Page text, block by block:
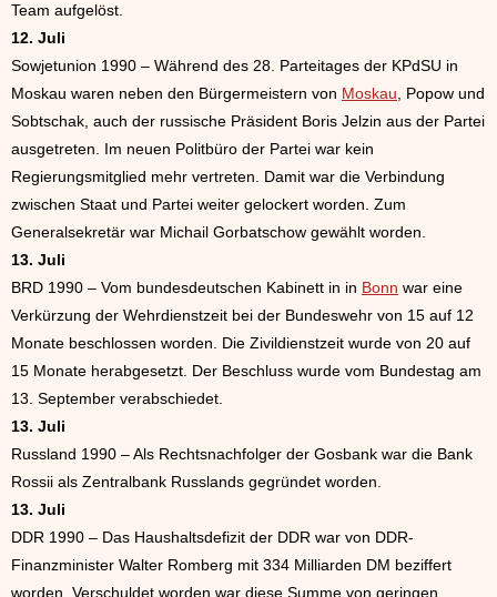
Team aufgelöst.
12. Juli
Sowjetunion 1990 – Während des 28. Parteitages der KPdSU in
Moskau waren neben den Bürgermeistern von Moskau, Popow und
Sobtschak, auch der russische Präsident Boris Jelzin aus der Partei
ausgetreten. Im neuen Politbüro der Partei war kein
Regierungsmitglied mehr vertreten. Damit war die Verbindung
zwischen Staat und Partei weiter gelockert worden. Zum
Generalsekretär war Michail Gorbatschow gewählt worden.
13. Juli
BRD 1990 – Vom bundesdeutschen Kabinett in in Bonn war eine
Verkürzung der Wehrdienstzeit bei der Bundeswehr von 15 auf 12
Monate beschlossen worden. Die Zivildienstzeit wurde von 20 auf
15 Monate herabgesetzt. Der Beschluss wurde vom Bundestag am
13. September verabschiedet.
13. Juli
Russland 1990 – Als Rechtsnachfolger der Gosbank war die Bank
Rossii als Zentralbank Russlands gegründet worden.
13. Juli
DDR 1990 – Das Haushaltsdefizit der DDR war von DDR-
Finanzminister Walter Romberg mit 334 Milliarden DM beziffert
worden. Verschuldet worden war diese Summe von geringen